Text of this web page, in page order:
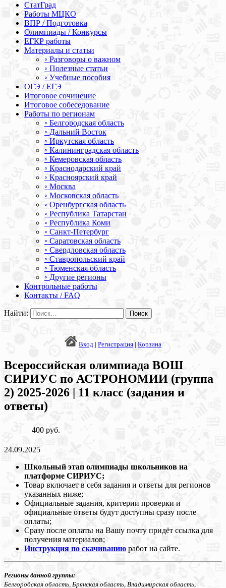
СтатГрад
Работы МЦКО
ВПР / Подготовка
Олимпиады / Конкурсы
ЕГКР работы
Материалы и статьи
◦ Разговоры о важном
◦ Полезные статьи
◦ Учебные пособия
ОГЭ / ЕГЭ
Итоговое сочинение
Итоговое собеседование
Работы по регионам
◦ Белгородская область
◦ Дальний Восток
◦ Иркутская область
◦ Калининградская область
◦ Кемеровская область
◦ Краснодарский край
◦ Красноярский край
◦ Москва
◦ Московская область
◦ Оренбургская область
◦ Республика Татарстан
◦ Республика Коми
◦ Санкт-Петербург
◦ Саратовская область
◦ Свердловская область
◦ Ставропольский край
◦ Тюменская область
◦ Другие регионы
Контрольные работы
Контакты / FAQ
Найти:
Вход | Регистрация | Корзина
Всероссийская олимпиада ВОШ
СИРИУС по АСТРОНОМИИ (группа
2) 2025-2026 | 11 класс (задания и
ответы)
400 руб.
24.09.2025
Школьный этап олимпиады школьников на
платформе СИРИУС;
Товар включает в себя задания и ответы для регионов
указанных ниже;
Официальные задания, критерии проверки и
официальные ответы будут доступны сразу после
оплаты;
Сразу после оплаты на Вашу почту придёт ссылка для
получения материалов;
Инструкция по скачиванию работ на сайте.
Регионы данной группы:
Белгородская область, Брянская область, Владимирская область,